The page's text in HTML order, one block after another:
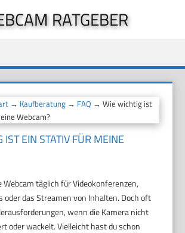
RATGEBER
→ Kaufberatung → FAQ → Wie wichtig ist
Webcam?
IST EIN STATIV FÜR MEINE
Webcam täglich für Videokonferenzen,
oder das Streamen von Inhalten. Doch oft
wenn die Kamera nicht
oder wackelt. Vielleicht hast du schon